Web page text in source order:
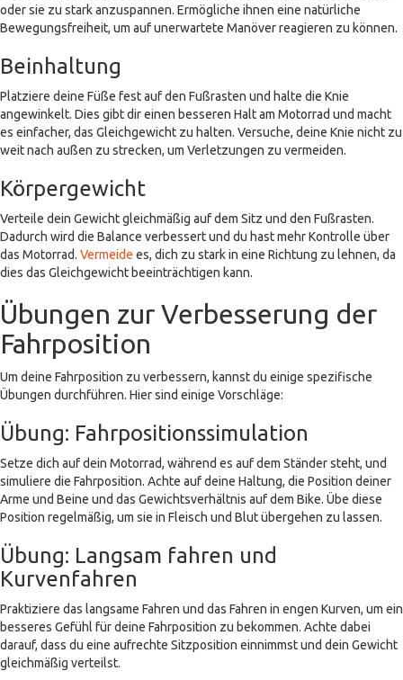
oder sie zu stark anzuspannen. Ermögliche ihnen eine natürliche
Bewegungsfreiheit, um auf unerwartete Manöver reagieren zu können.
Beinhaltung
Platziere deine Füße fest auf den Fußrasten und halte die Knie
angewinkelt. Dies gibt dir einen besseren Halt am Motorrad und macht
es einfacher, das Gleichgewicht zu halten. Versuche, deine Knie nicht zu
weit nach außen zu strecken, um Verletzungen zu vermeiden.
Körpergewicht
Verteile dein Gewicht gleichmäßig auf dem Sitz und den Fußrasten.
Dadurch wird die Balance verbessert und du hast mehr Kontrolle über
das Motorrad. Vermeide es, dich zu stark in eine Richtung zu lehnen, da
dies das Gleichgewicht beeinträchtigen kann.
Übungen zur Verbesserung der
Fahrposition
Um deine Fahrposition zu verbessern, kannst du einige spezifische
Übungen durchführen. Hier sind einige Vorschläge:
Übung: Fahrpositionssimulation
Setze dich auf dein Motorrad, während es auf dem Ständer steht, und
simuliere die Fahrposition. Achte auf deine Haltung, die Position deiner
Arme und Beine und das Gewichtsverhältnis auf dem Bike. Übe diese
Position regelmäßig, um sie in Fleisch und Blut übergehen zu lassen.
Übung: Langsam fahren und
Kurvenfahren
Praktiziere das langsame Fahren und das Fahren in engen Kurven, um ein
besseres Gefühl für deine Fahrposition zu bekommen. Achte dabei
darauf, dass du eine aufrechte Sitzposition einnimmst und dein Gewicht
gleichmäßig verteilst.